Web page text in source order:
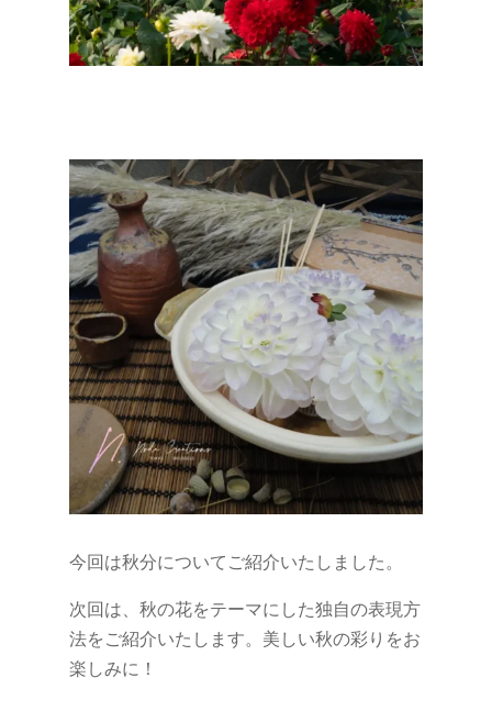
今回は秋分についてご紹介いたしました。
次回は、秋の花をテーマにした独自の表現方
法をご紹介いたします。美しい秋の彩りをお
楽しみに！